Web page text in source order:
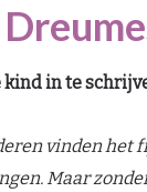
kind in te
vinden het
Maar